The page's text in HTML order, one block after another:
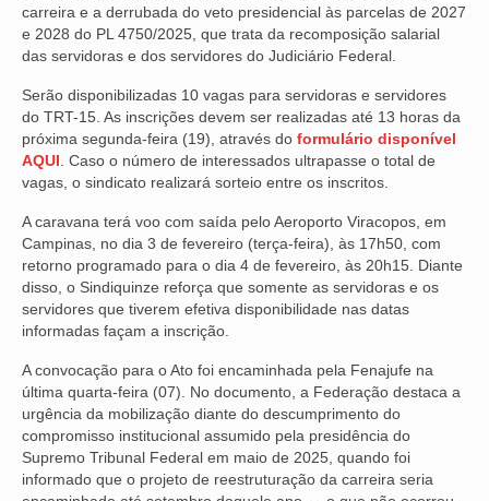
SÃO JOSÉ DOS CAMPOS
SOROCABA
NOTÍCIAS
VÍDEOS
CONVÊNIOS
SINDICALIZE-SE
JURÍDICO
NÚCLEOS
APOSENTADOS
carreira e a derrubada do veto presidencial às parcelas de 2027
e 2028 do PL 4750/2025, que trata da recomposição salarial
das servidoras e dos servidores do Judiciário Federal.
Serão disponibilizadas 10 vagas para servidoras e servidores
do TRT-15. As inscrições devem ser realizadas até 13 horas da
próxima segunda-feira (19), através do formulário disponível
AQUI . Caso o número de interessados ultrapasse o total de
vagas, o sindicato realizará sorteio entre os inscritos.
A caravana terá voo com saída pelo Aeroporto Viracopos, em
Campinas, no dia 3 de fevereiro (terça-feira), às 17h50, com
retorno programado para o dia 4 de fevereiro, às 20h15. Diante
disso, o Sindiquinze reforça que somente as servidoras e os
servidores que tiverem efetiva disponibilidade nas datas
informadas façam a inscrição.
A convocação para o Ato foi encaminhada pela Fenajufe na
última quarta-feira (07). No documento, a Federação destaca a
urgência da mobilização diante do descumprimento do
compromisso institucional assumido pela presidência do
Supremo Tribunal Federal em maio de 2025, quando foi
informado que o projeto de reestruturação da carreira seria